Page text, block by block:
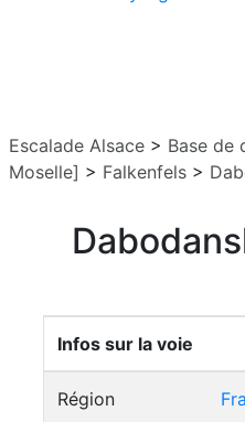
Escalade Alsace > Base de
Moselle] > Falkenfels >
Infos sur la voie
Région